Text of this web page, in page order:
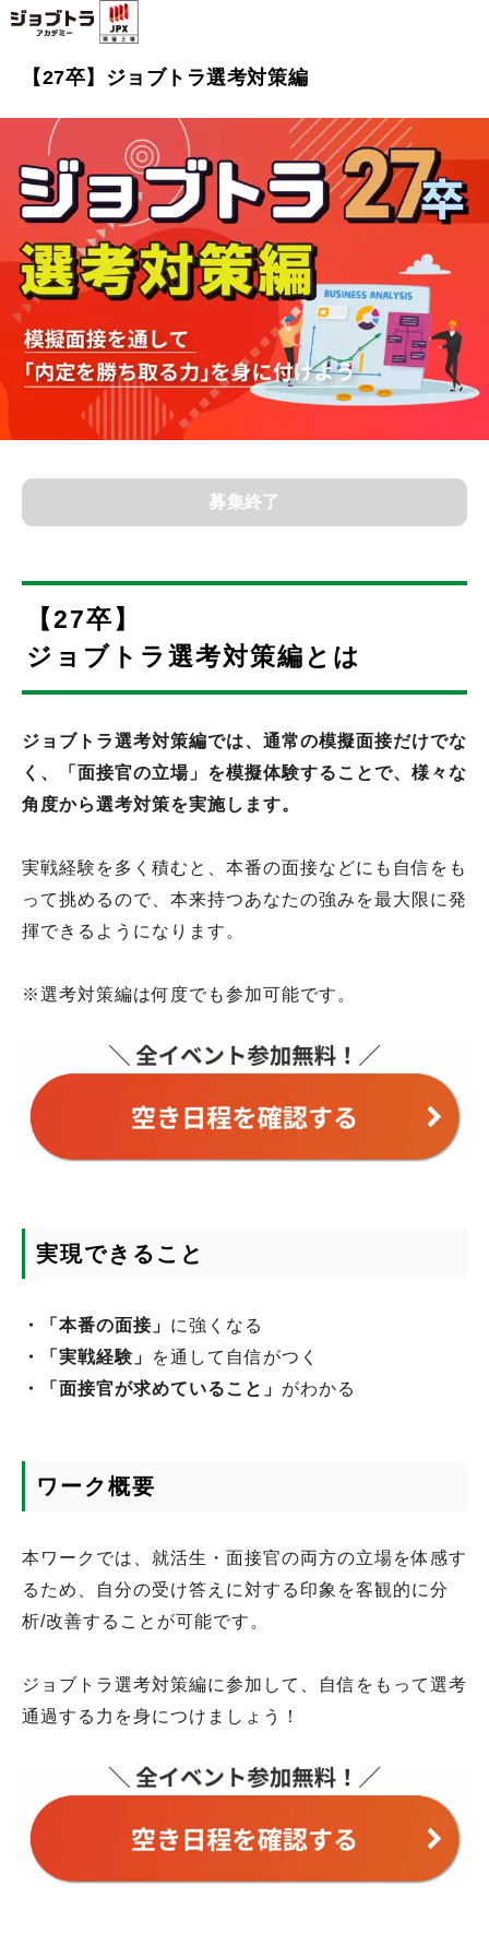
【27卒】ジョブトラ選考対策編
募集終了
【27卒】
ジョブトラ選考対策編とは
ジョブトラ選考対策編では、通常の模擬面接だけでな
く、「面接官の立場」を模擬体験することで、様々な
角度から選考対策を実施します。
実戦経験を多く積むと、本番の面接などにも自信をも
って挑めるので、本来持つあなたの強みを最大限に発
揮できるようになります。
※選考対策編は何度でも参加可能です。
実現できること
・「本番の面接」 に強くなる
・「実戦経験」
を通して自信がつく
・「面接官が求めていること」 がわかる
ワーク概要
本ワークでは、就活生・面接官の両方の立場を体感す
るため、自分の受け答えに対する印象を客観的に分
析/改善することが可能です。
ジョブトラ選考対策編に参加して、自信をもって選考
通過する力を身につけましょう！